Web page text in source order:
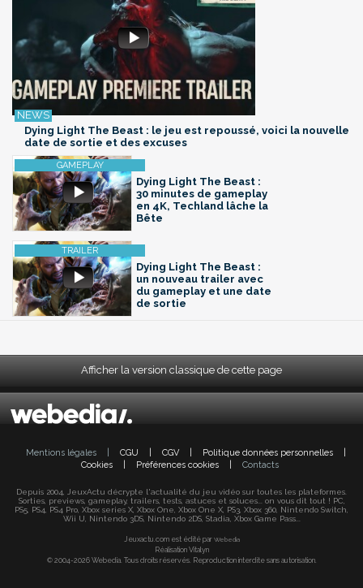
Dying Light The Beast : le jeu est repoussé, voici la nouvelle
date de sortie et des excuses
Dying Light The Beast :
30 minutes de gameplay
en 4K, Techland lâche la
Bête
Dying Light The Beast :
un nouveau trailer avec
du gameplay et une date
de sortie
Afficher la version classique de cette page
Mentions légales CGU CGV Politique données personnelles
Cookies
Préférences cookies Contacts
Depuis 2004, JeuxActu décrypte l'actualité du jeu vidéo sur toutes les plateformes.
Sorties, previews, gameplay, trailers, tests, astuces et soluces... on vous dit tout ! PC,
PS5, PS4, PS4 Pro, Xbox series X, Xbox One, Xbox One X, PS3, Xbox 360, Nintendo Switch,
Wii U, Nintendo 3DS, Nintendo 2DS, Stadia, Xbox Game Pass...
Jeuxactu.com est édité par Webedia
Réalisation Vitalyn
© 2004-2026 Webedia. Tous droits réservés. Reproduction interdite sans autorisation.